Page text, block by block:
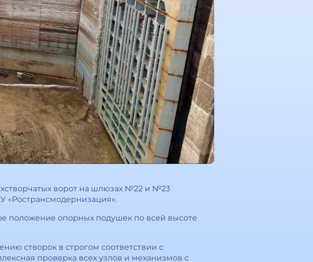
ворот на шлюзах №22 и №23
«Ространсмодернизация».
положение опорных подушек по всей высоте
створок в строгом соответствии с
проверка всех узлов и механизмов с